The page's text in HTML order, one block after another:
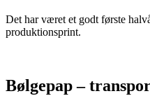
Det har været et godt første
produktionsprint.
Bølgepap –